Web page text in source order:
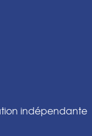
indépendante